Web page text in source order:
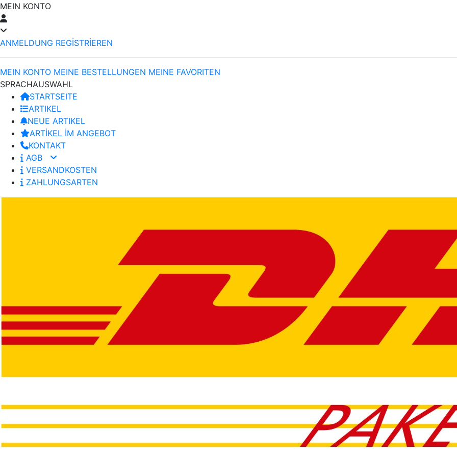
MEIN KONTO
ANMELDUNG REGİSTRİEREN
MEIN KONTO MEINE BESTELLUNGEN MEINE FAVORITEN
SPRACHAUSWAHL
STARTSEITE
ARTIKEL
NEUE ARTIKEL
ARTİKEL İM ANGEBOT
KONTAKT
AGB
VERSANDKOSTEN
ZAHLUNGSARTEN